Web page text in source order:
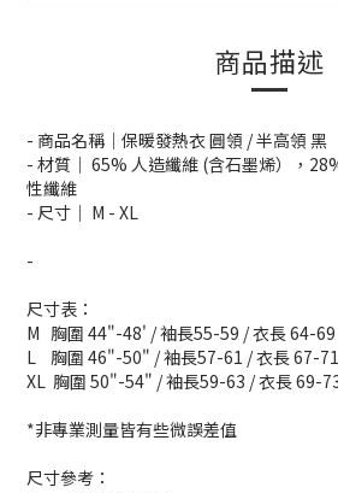
商品描述
- 商品名稱｜保暖發熱衣 圓領 / 半高領 黑
- 材質｜ 65% 人造纖維 (含石墨烯），
性纖維
- 尺寸｜ M - XL
-
尺寸表：
M 胸圍 44"-48' / 袖長55-59 / 衣長 64-
L 胸圍 46"-50" / 袖長57-61 / 衣長 67-
XL 胸圍 50"-54" / 袖長59-63 / 衣長 69-
*非專業測量皆有些微誤差值
尺寸參考：